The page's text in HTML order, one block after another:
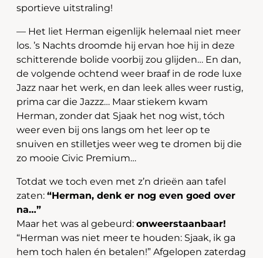
sportieve uitstraling!
— Het liet Herman eigenlijk helemaal niet meer
los. ’s Nachts droomde hij ervan hoe hij in deze
schitterende bolide voorbij zou glijden… En dan,
de volgende ochtend weer braaf in de rode luxe
Jazz naar het werk, en dan leek alles weer rustig,
prima car die Jazzz… Maar stiekem kwam
Herman, zonder dat Sjaak het nog wist, tóch
weer even bij ons langs om het leer op te
snuiven en stilletjes weer weg te dromen bij die
zo mooie Civic Premium…
Totdat we toch even met z’n drieën aan tafel
zaten: “Herman, denk er nog even goed over
na…”
Maar het was al gebeurd: onweerstaanbaar!
“Herman was niet meer te houden: Sjaak, ik ga
hem toch halen én betalen!” Afgelopen zaterdag